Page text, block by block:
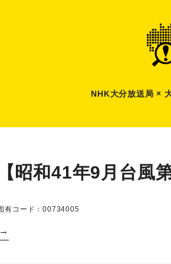
NHK大分放送局 ×
【昭和41年9月台風
有コード：00734005